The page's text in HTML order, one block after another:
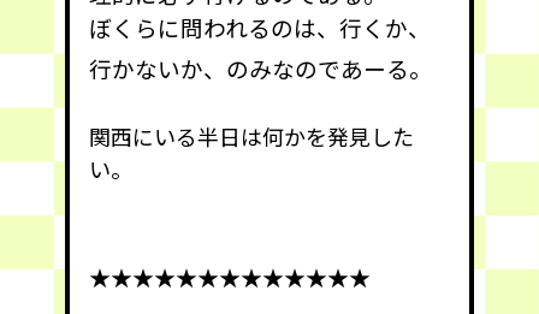
ぼくらに問われるのは、行くか、
行かないか、のみなのであーる。
関西にいる半日は何かを発見した
い。
★★★★★★★★★★★★★